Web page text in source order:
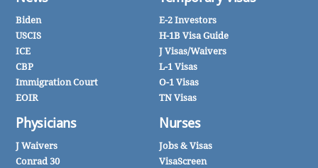
Biden
USCIS
ICE
CBP
Immigration Court
EOIR
Physicians
J Waivers
Conrad 30
E-2 Investors
H-1B Visa Guide
J Visas/Waivers
L-1 Visas
O-1 Visas
TN Visas
Nurses
Jobs & Visas
VisaScreen